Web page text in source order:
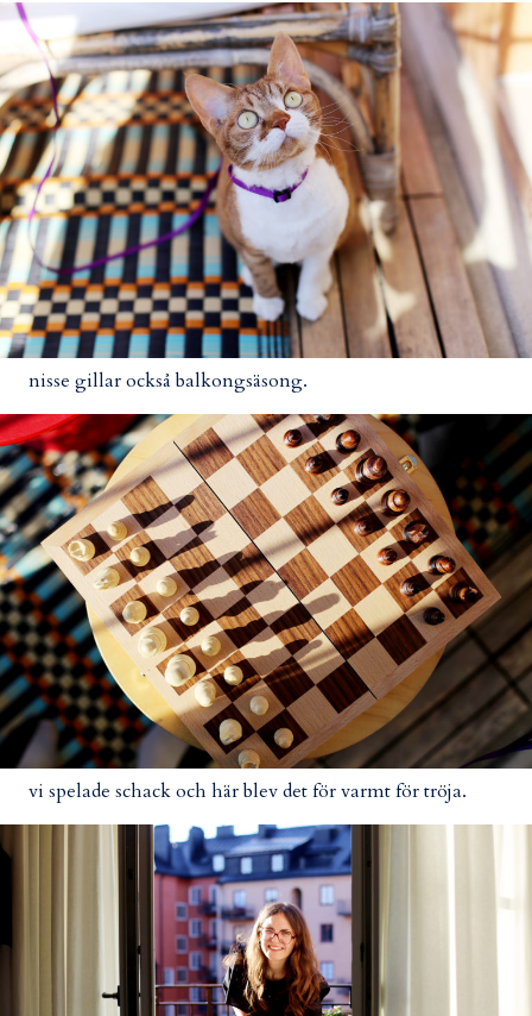
nisse gillar också balkongsäsong.
vi spelade schack och här blev det för varmt för tröja.